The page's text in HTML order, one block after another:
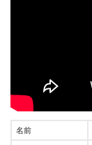
名前